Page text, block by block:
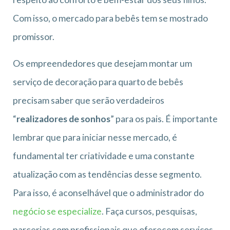
Com isso, o mercado para bebês tem se mostrado
promissor.
Os empreendedores que desejam montar um
serviço de decoração para quarto de bebês
precisam saber que serão verdadeiros
“realizadores de sonhos” para os pais. É importante
lembrar que para iniciar nesse mercado, é
fundamental ter criatividade e uma constante
atualização com as tendências desse segmento.
Para isso, é aconselhável que o administrador do
negócio se especialize. Faça cursos, pesquisas,